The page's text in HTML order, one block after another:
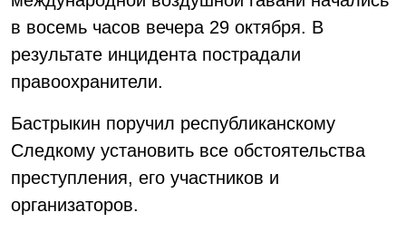
в восемь часов вечера 29 октября. В
результате инцидента пострадали
правоохранители.
Бастрыкин поручил республиканскому
Следкому установить все обстоятельства
преступления, его участников и
организаторов.